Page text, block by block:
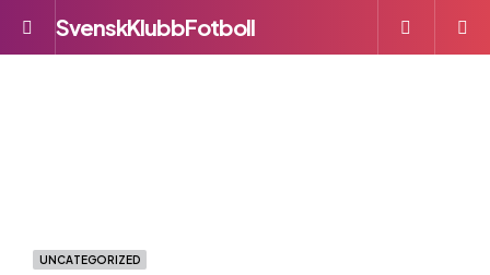
Menu
SvenskKlubbFotboll
UNCATEGORIZED